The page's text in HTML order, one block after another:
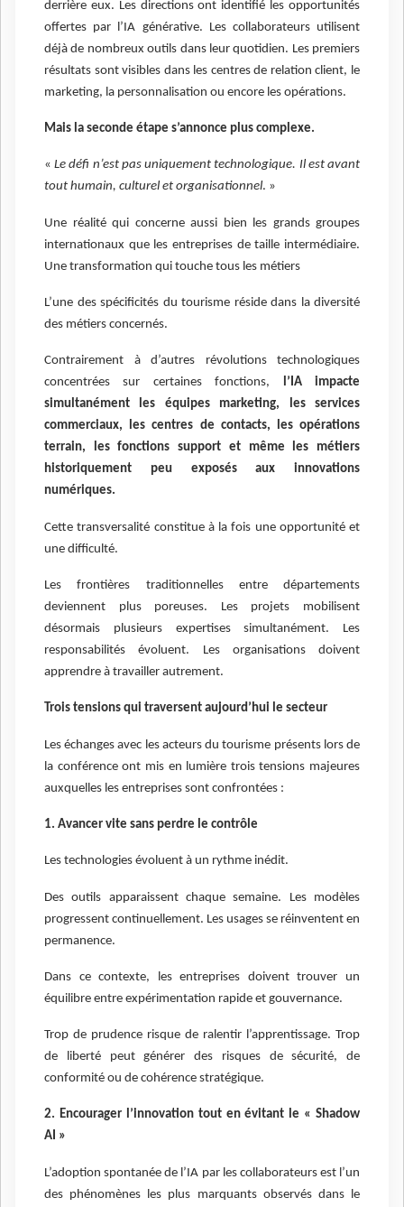
derrière eux. Les directions ont identifié les opportunités
offertes par l’IA générative. Les collaborateurs utilisent
déjà de nombreux outils dans leur quotidien. Les premiers
résultats sont visibles dans les centres de relation client, le
marketing, la personnalisation ou encore les opérations.
Mais la seconde étape s’annonce plus complexe.
«Le défi n’est pas uniquement technologique. Il est avant
tout humain, culturel et organisationnel. »
Une réalité qui concerne aussi bien les grands groupes
internationaux que les entreprises de taille intermédiaire.
Une transformation qui touche tous les métiers
L’une des spécificités du tourisme réside dans la diversité
des métiers concernés.
Contrairement à d’autres révolutions technologiques
concentrées sur certaines fonctions, l’IA impacte
simultanément les équipes marketing, les services
commerciaux, les centres de contacts, les opérations
terrain, les fonctions support et même les métiers
historiquement peu exposés aux innovations
numériques.
Cette transversalité constitue à la fois une opportunité et
une difficulté.
Les frontières traditionnelles entre départements
deviennent plus poreuses. Les projets mobilisent
désormais plusieurs expertises simultanément. Les
responsabilités évoluent. Les organisations doivent
apprendre à travailler autrement.
Trois tensions qui traversent aujourd’hui le secteur
Les échanges avec les acteurs du tourisme présents lors de
la conférence ont mis en lumière trois tensions majeures
auxquelles les entreprises sont confrontées :
1. Avancer vite sans perdre le contrôle
Les technologies évoluent à un rythme inédit.
Des outils apparaissent chaque semaine. Les modèles
progressent continuellement. Les usages se réinventent en
permanence.
Dans ce contexte, les entreprises doivent trouver un
équilibre entre expérimentation rapide et gouvernance.
Trop de prudence risque de ralentir l’apprentissage. Trop
de liberté peut générer des risques de sécurité, de
conformité ou de cohérence stratégique.
2. Encourager l’innovation tout en évitant le « Shadow
AI »
L’adoption spontanée de l’IA par les collaborateurs est l’un
des phénomènes les plus marquants observés dans le